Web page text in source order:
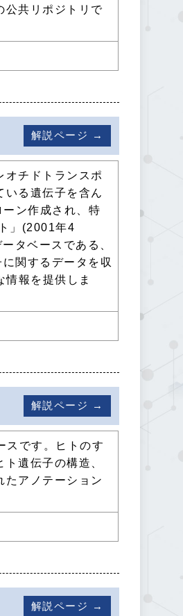
公共リポジトリで
オチドトランスポ
いる遺伝子を含ん
ン作成され、特
」(2001年4
タベースである、
関するデータを収
報を提供しま
解説ページ →
スです。ヒトのす
遺伝子の構造、
たアノテーション
解説ページ →
解説ページ →